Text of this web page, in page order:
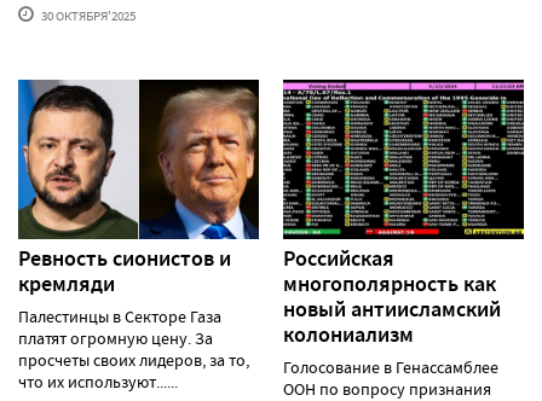
30 ОКТЯБРЯ'2025
Ревность сионистов и
кремляди
Палестинцы в Секторе Газа
платят огромную цену. За
просчеты своих лидеров, за то,
что их используют......
Российская
многополярность как
новый антиисламский
колониализм
Голосование в Генассамблее
ООН по вопросу признания